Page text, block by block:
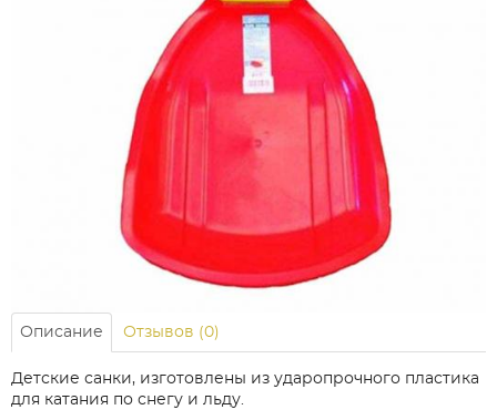
Описание Отзывов (0)
Детские санки, изготовлены из ударопрочного пластика
для катания по снегу и льду.